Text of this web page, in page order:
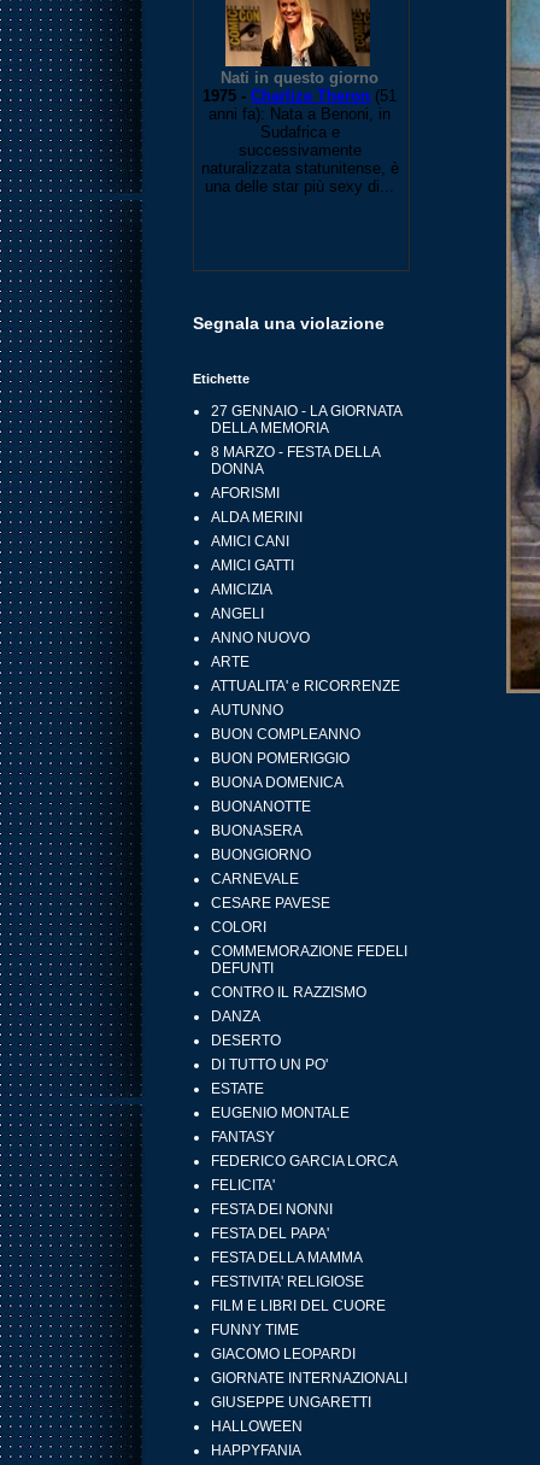
Segnala una violazione
Etichette
27 GENNAIO - LA GIORNATA
DELLA MEMORIA
8 MARZO - FESTA DELLA
DONNA
AFORISMI
ALDA MERINI
AMICI CANI
AMICI GATTI
AMICIZIA
ANGELI
ANNO NUOVO
ARTE
ATTUALITA' e RICORRENZE
AUTUNNO
BUON COMPLEANNO
BUON POMERIGGIO
BUONA DOMENICA
BUONANOTTE
BUONASERA
BUONGIORNO
CARNEVALE
CESARE PAVESE
COLORI
COMMEMORAZIONE FEDELI
DEFUNTI
CONTRO IL RAZZISMO
DANZA
DESERTO
DI TUTTO UN PO'
ESTATE
EUGENIO MONTALE
FANTASY
FEDERICO GARCIA LORCA
FELICITA'
FESTA DEI NONNI
FESTA DEL PAPA'
FESTA DELLA MAMMA
FESTIVITA' RELIGIOSE
FILM E LIBRI DEL CUORE
FUNNY TIME
GIACOMO LEOPARDI
GIORNATE INTERNAZIONALI
GIUSEPPE UNGARETTI
HALLOWEEN
HAPPYFANIA